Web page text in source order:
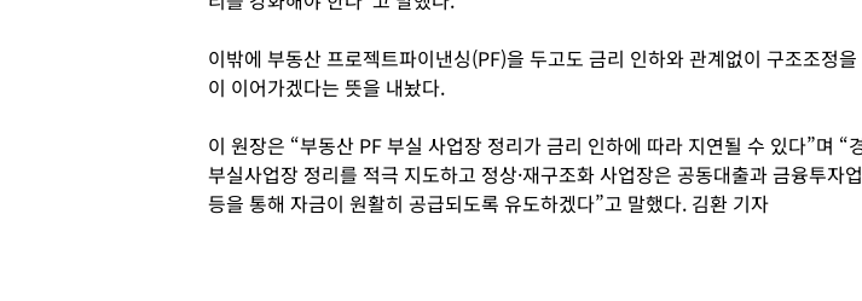
이밖에 부동산 프로젝트파이낸싱(PF)을 두고도 금리 인하와 관계없이 구조조정
이 이어가겠다는 뜻을 내놨다.
이 원장은 “부동산 PF 부실 사업장 정리가 금리 인하에 따라 지연될 수 있다”며 “
부실사업장 정리를 적극 지도하고 정상·재구조화 사업장은 공동대출과 금융투자
등을 통해 자금이 원활히 공급되도록 유도하겠다”고 말했다. 김환 기자